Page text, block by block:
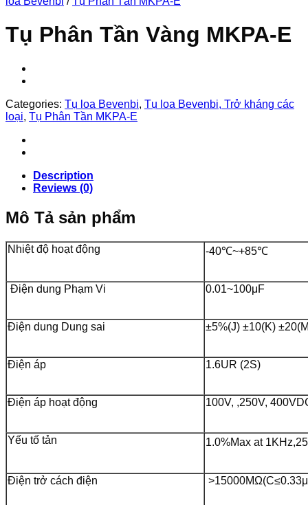
Tụ Phân Tần Vàng MKPA-E
Categories: Tụ loa Bevenbi, Tụ loa Bevenbi, Trở kháng các
loại, Tụ Phân Tần MKPA-E
Description
Reviews (0)
Mô Tả sản phẩm
Nhiệt độ hoạt động -40℃~+85℃
Điện dung Phạm Vi 0.01~100μF
Điện dung Dung sai ±5%(J) ±10(K)
Điện áp 1.6UR (2S)
Điện áp hoạt động 100V, ,250V,
Yếu tố tản 1.0%Max at
Điện trở cách điện